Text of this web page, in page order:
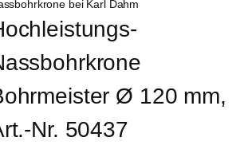
Ø 120 mm,
Nr. 50437